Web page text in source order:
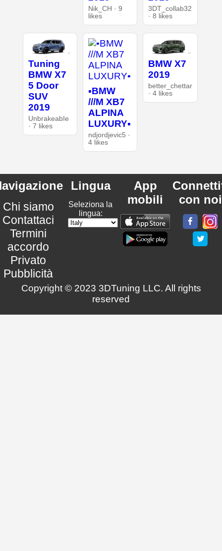
Nik_CH · 9
likes
3DT_collab32
· 8 likes
Tuning
BMW X7
5 Door
SUV
2019
UnbrakeabIe
· 7 likes
▪︎BMW
///M XB7
ALPINA
LUXURY▪︎
ndjordjevic5 ·
4 likes
BMW X7
2019
better_chettar
· 4 likes
Chi siamo
Contattaci
Termini
accordo
Privato
Pubblicità
Lingua
Seleziona la
lingua:
App
mobili
con noi
Copyright © 2023 3DTuning LLC. All rights
reserved